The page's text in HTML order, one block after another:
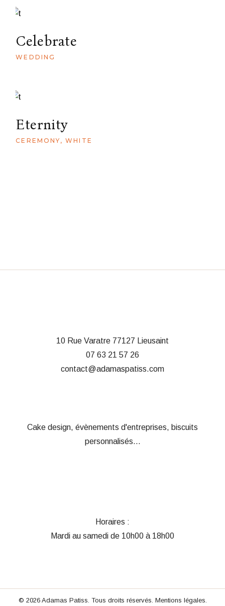
Celebrate
WEDDING
Eternity
CEREMONY WHITE
10 Rue Varatre 77127 Lieusaint
07 63 21 57 26
contact@adamaspatiss.com
Cake design, évènements d'entreprises, biscuits
personnalisés...
Horaires :
Mardi au samedi de 10h00 à 18h00
© 2026 Adamas Patiss. Tous droits réservés. Mentions légales.